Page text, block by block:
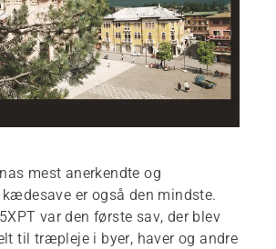
mest anerkendte og
er også den mindste.
var den første sav, der blev
til træpleje i byer, haver og andre